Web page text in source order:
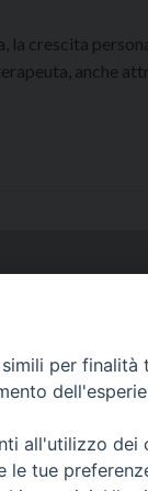
crescita
anche
per
all'utilizzo
le tue